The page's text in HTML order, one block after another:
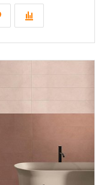
Розміри: 110х200х2-16; 301х307х2-6,0; 298х300; 298х300х4; 305х305; 304х307х4; 304х307; 244х264х6,5; 244х264; 277х292х4,5; 277х292; 221х281; 221х281х3,6; 289х302;